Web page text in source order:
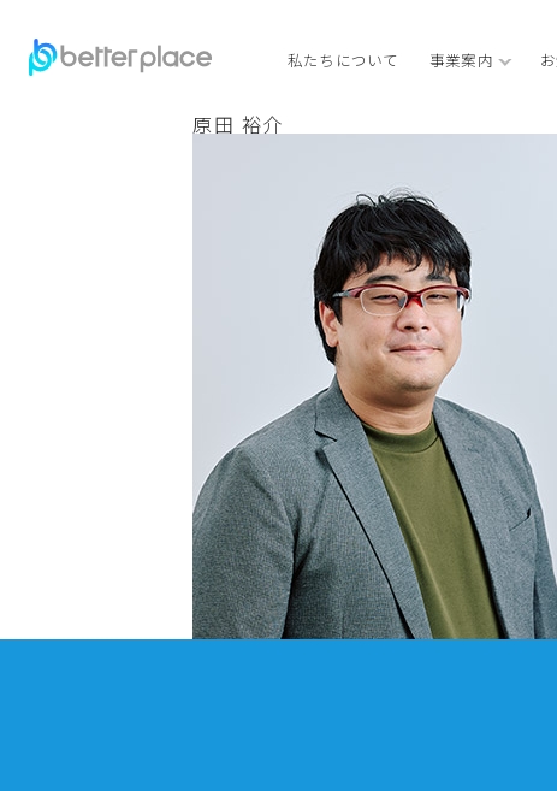
私たちについて 事業案内
原田 裕介